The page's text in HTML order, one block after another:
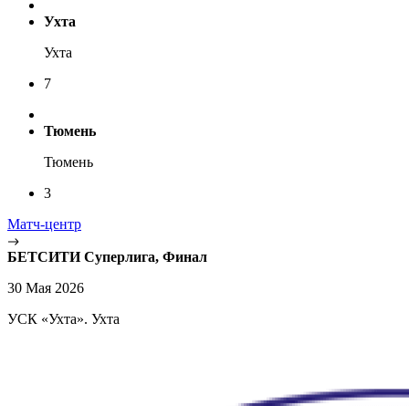
Ухта
Ухта
7
Тюмень
Тюмень
3
Матч-центр
БЕТСИТИ Суперлига, Финал
30 Мая 2026
УСК «Ухта». Ухта